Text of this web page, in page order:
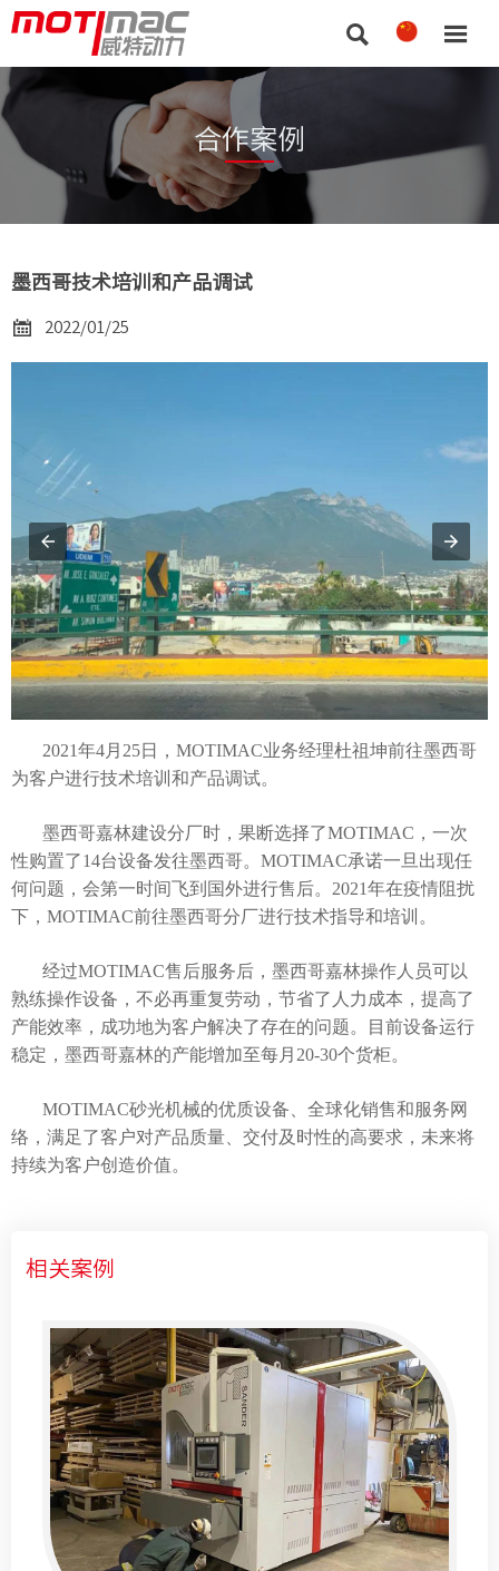
 
合作案例
墨西哥技术培训和产品调试
 2022/01/25
2021年4月25日，MOTIMAC业务经理杜祖坤前往墨西哥
为客户进行技术培训和产品调试。
墨西哥嘉林建设分厂时，果断选择了MOTIMAC，一次
性购置了14台设备发往墨西哥。MOTIMAC承诺一旦出现任
何问题，会第一时间飞到国外进行售后。2021年在疫情阻扰
下，MOTIMAC前往墨西哥分厂进行技术指导和培训。
经过MOTIMAC售后服务后，墨西哥嘉林操作人员可以
熟练操作设备，不必再重复劳动，节省了人力成本，提高了
产能效率，成功地为客户解决了存在的问题。目前设备运行
稳定，墨西哥嘉林的产能增加至每月20-30个货柜。
MOTIMAC砂光机械的优质设备、全球化销售和服务网
络，满足了客户对产品质量、交付及时性的高要求，未来将
持续为客户创造价值。
相关案例